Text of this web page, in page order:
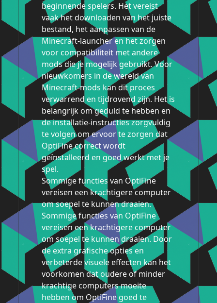
beginnende spelers. Het vereist
vaak het downloaden van het juiste
bestand, het aanpassen van de
Minecraft-launcher en het zorgen
voor compatibiliteit met andere
mods die je mogelijk gebruikt. Voor
nieuwkomers in de wereld van
Minecraft-mods kan dit proces
verwarrend en tijdrovend zijn. Het is
belangrijk om geduld te hebben en
de installatie-instructies zorgvuldig
te volgen om ervoor te zorgen dat
OptiFine correct wordt
geïnstalleerd en goed werkt met je
spel.
Sommige functies van OptiFine
vereisen een krachtigere computer
om soepel te kunnen draaien.
Sommige functies van OptiFine
vereisen een krachtigere computer
om soepel te kunnen draaien. Door
de extra grafische opties en
verbeterde visuele effecten kan het
voorkomen dat oudere of minder
krachtige computers moeite
hebben om OptiFine goed te